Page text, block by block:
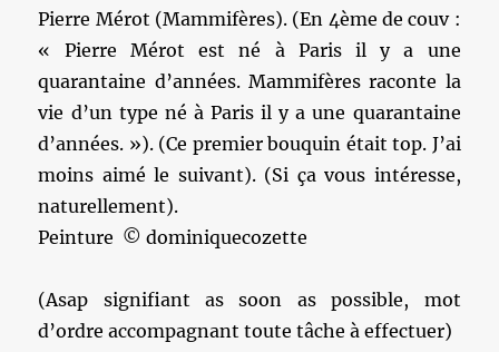
Pierre Mérot (Mammifères). (En 4ème de couv :
« Pierre Mérot est né à Paris il y a une
quarantaine d’années. Mammifères raconte la
vie d’un type né à Paris il y a une quarantaine
d’années. »). (Ce premier bouquin était top. J’ai
moins aimé le suivant). (Si ça vous intéresse,
naturellement).
Peinture © dominiquecozette
(Asap signifiant as soon as possible, mot
d’ordre accompagnant toute tâche à effectuer)